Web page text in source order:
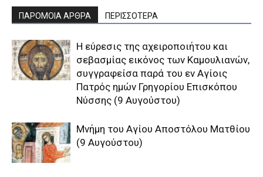
ΠΑΡΟΜΟΙΑ ΑΡΘΡΑ ΠΕΡΙΣΣΟΤΕΡΑ
H εύρεσις της αχειροποιήτου και
σεβασμίας εικόνος των Kαμουλιανών,
συγγραφείσα παρά του εν Aγίοις
Πατρός ημών Γρηγορίου Eπισκόπου
Nύσσης (9 Αυγούστου)
Μνήμη του Aγίου Aποστόλου Mατθίου
(9 Αυγούστου)